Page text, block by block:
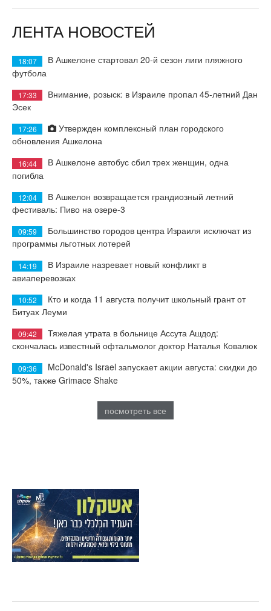
ЛЕНТА НОВОСТЕЙ
18:07
В Ашкелоне стартовал 20-й сезон лиги пляжного
футбола
17:33
Внимание, розыск: в Израиле пропал 45-летний Дан
Эсек
17:26
Утвержден комплексный план городского
обновления Ашкелона
16:44
В Ашкелоне автобус сбил трех женщин, одна
погибла
12:04
В Ашкелон возвращается грандиозный летний
фестиваль: Пиво на озере-3
09:59
Большинство городов центра Израиля исключат из
программы льготных лотерей
14:19
В Израиле назревает новый конфликт в
авиаперевозках
10:52
Кто и когда 11 августа получит школьный грант от
Битуах Леуми
09:42
Тяжелая утрата в больнице Ассута Ашдод:
скончалась известный офтальмолог доктор Наталья Ковалюк
09:36
McDonald's Israel запускает акции августа: скидки до
50%, также Grimace Shake
посмотреть все